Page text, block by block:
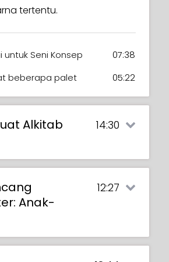
tertentu.
untuk Seni Konsep
07:38
beberapa palet 05:22
Alkitab
14:30
Anak-
12:27